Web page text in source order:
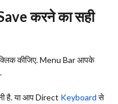
करने का सही
कीजिए. Menu Bar आपके
है. या आप Direct Keyboard से